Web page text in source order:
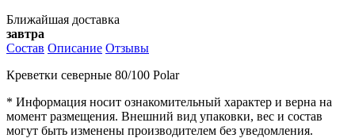
Ближайшая доставка
завтра
Состав Описание Отзывы
Креветки северные 80/100 Polar
* Информация носит ознакомительный характер и верна на
момент размещения. Внешний вид упаковки, вес и состав
могут быть изменены производителем без уведомления.